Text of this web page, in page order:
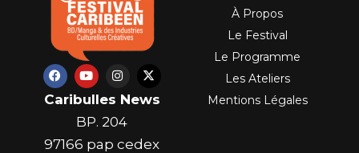
F
a
c
e
o
Y
o
u
t
u
b
e
I
n
s
a
g
r
X
-
w
t
Caribulles News
BP. 204
97166 pap cedex
À Propos
Le Festival
Le Programme
Les Ateliers
Mentions Légales